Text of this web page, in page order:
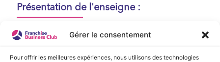
Gérer le consentement
Pour offrir les meilleures expériences, nous utilisons des technologies
Présentation de l'enseigne :
Aucune présentation n'est disponible
actuellement !